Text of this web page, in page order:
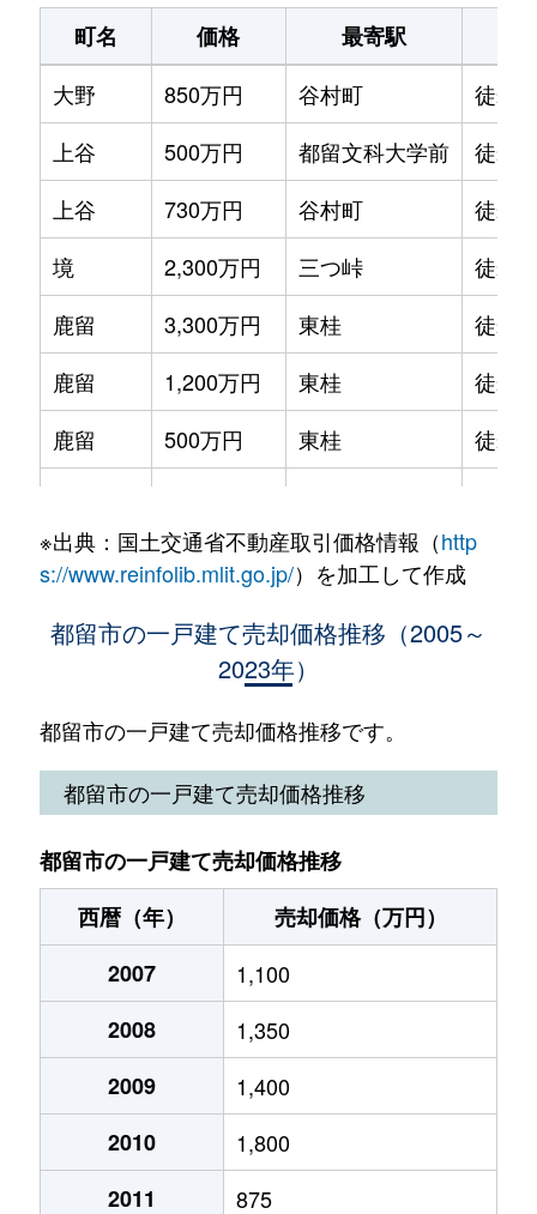
町名 価格 最寄駅
大野
850万円 谷村町
徒歩1
上谷
500万円 都留文科大学前
徒歩8
上谷
730万円 谷村町
徒歩4
境
2,300万円 三つ峠
徒歩
鹿留
3,300万円 東桂
徒歩
鹿留
1,200万円 東桂
徒歩
鹿留
500万円 東桂
徒歩
下谷
400万円 赤坂(山梨)
徒歩9
12,000万円 都留市
十日市場
1,800万円 十日市場(山梨)
夏狩
1,800万円 東桂
夏狩
380万円 東桂
徒歩
平栗
350万円 都留市
徒歩
四日市場
※出典：国土交通省不動産取引価格情報（http
s://www.reinfolib.mlit.go.jp/）を加工して作成
都留市の一戸建て売却価格推移（2005～
2023年）
都留市の一戸建て売却価格推移です。
都留市の一戸建て売却価格推移
都留市の一戸建て売却価格推移
西暦（年）
売却価格（万円）
2007
1,100
2008
1,350
2009
1,400
2010
1,800
2011
875